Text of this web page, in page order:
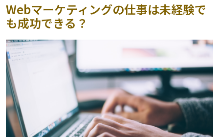
Webマーケティングの仕事は未経験で
も成功できる？